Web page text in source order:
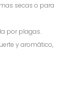
secas o para
por plagas.
y aromático,